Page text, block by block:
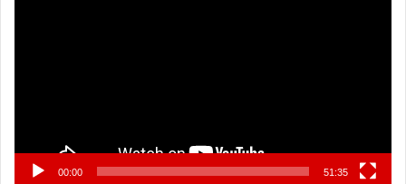
00:00 51:35